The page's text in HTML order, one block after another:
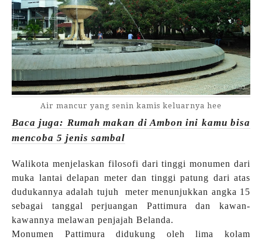
Air mancur yang senin kamis keluarnya hee
Baca juga: Rumah makan di Ambon ini kamu bisa
mencoba 5 jenis sambal
Walikota menjelaskan filosofi dari tinggi monumen dari
muka lantai delapan meter dan tinggi patung dari atas
dudukannya adalah tujuh meter menunjukkan angka 15
sebagai tanggal perjuangan Pattimura dan kawan-
kawannya melawan penjajah Belanda.
Monumen Pattimura didukung oleh lima kolam